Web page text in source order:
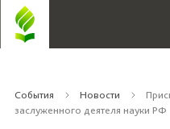
События Новости
заслуженного деятеля науки РФ